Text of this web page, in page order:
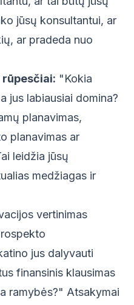
jūsų konsultantui, ar
ar pradeda nuo
"Kokia
jus labiausiai domina?
planavimas,
planavimas ar
leidžia jūsų
medžiagas ir
vertinimas
jus dalyvauti
finansinis klausimas
ramybės?" Atsakymai